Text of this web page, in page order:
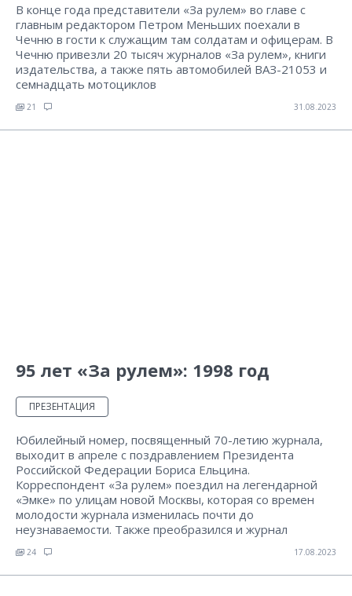
В конце года представители «За рулем» во главе с
главным редактором Петром Меньших поехали в
Чечню в гости к служащим там солдатам и офицерам. В
Чечню привезли 20 тысяч журналов «За рулем», книги
издательства, а также пять автомобилей ВАЗ-21053 и
семнадцать мотоциклов
21 31.08.2023
95 лет «За рулем»: 1998 год
ПРЕЗЕНТАЦИЯ
Юбилейный номер, посвященный 70-летию журнала,
выходит в апреле с поздравлением Президента
Российской Федерации Бориса Ельцина.
Корреспондент «За рулем» поездил на легендарной
«Эмке» по улицам новой Москвы, которая со времен
молодости журнала изменилась почти до
неузнаваемости. Также преобразился и журнал
24 17.08.2023